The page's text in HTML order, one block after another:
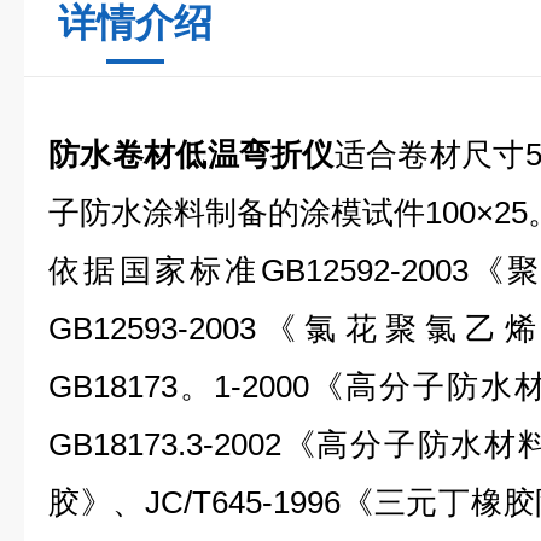
详情介绍
防水卷材低温弯折仪适合卷材尺寸
子防水涂料制备的涂模试件100×25
依据国家标准GB12592-2003《
GB12593-2003《氯花聚氯乙
GB18173。1-2000《高分子防水
GB18173.3-2002《高分子防水
胶》、JC/T645-1996《三元丁橡